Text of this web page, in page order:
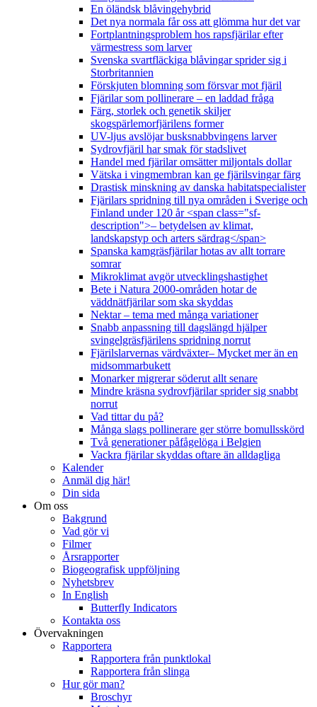
En öländsk blåvingehybrid
Det nya normala får oss att glömma hur det var
Fortplantningsproblem hos rapsfjärilar efter
värmestress som larver
Svenska svartfläckiga blåvingar sprider sig i
Storbritannien
Förskjuten blomning som försvar mot fjäril
Fjärilar som pollinerare – en laddad fråga
Färg, storlek och genetik skiljer
skogspärlemorfjärilens former
UV-ljus avslöjar busksnabbvingens larver
Sydrovfjäril har smak för stadslivet
Handel med fjärilar omsätter miljontals dollar
Vätska i vingmembran kan ge fjärilsvingar färg
Drastisk minskning av danska habitatspecialister
Fjärilars spridning till nya områden i Sverige och
Finland under 120 år <span class="sf-
description">– betydelsen av klimat,
landskapstyp och arters särdrag</span>
Spanska kamgräsfjärilar hotas av allt torrare
somrar
Mikroklimat avgör utvecklingshastighet
Bete i Natura 2000-områden hotar de
väddnätfjärilar som ska skyddas
Nektar – tema med många variationer
Snabb anpassning till dagslängd hjälper
svingelgräsfjärilens spridning norrut
Fjärilslarvernas värdväxter– Mycket mer än en
midsommarbukett
Monarker migrerar söderut allt senare
Mindre kräsna sydrovfjärilar sprider sig snabbt
norrut
Vad tittar du på?
Många slags pollinerare ger större bomullsskörd
Två generationer påfågelöga i Belgien
Vackra fjärilar skyddas oftare än alldagliga
Kalender
Anmäl dig här!
Din sida
Om oss
Bakgrund
Vad gör vi
Filmer
Årsrapporter
Biogeografisk uppföljning
Nyhetsbrev
In English
Butterfly Indicators
Kontakta oss
Övervakningen
Rapportera
Rapportera från punktlokal
Rapportera från slinga
Hur gör man?
Broschyr